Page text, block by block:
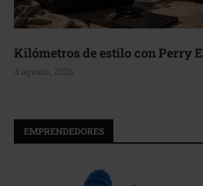
Aerie, texturas que fluyen
4 agosto, 2026
EMPRENDEDORES